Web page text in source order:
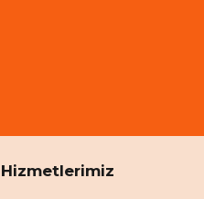
Hizmetlerimiz